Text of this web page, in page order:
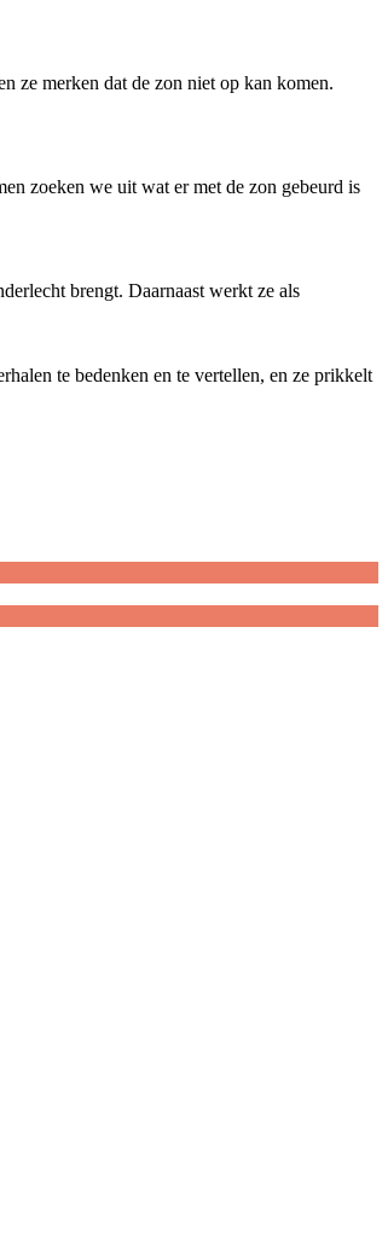
ze merken dat de zon niet op kan komen.
zoeken we uit wat er met de zon gebeurd is
brengt. Daarnaast werkt ze als
te bedenken en te vertellen, en ze prikkelt